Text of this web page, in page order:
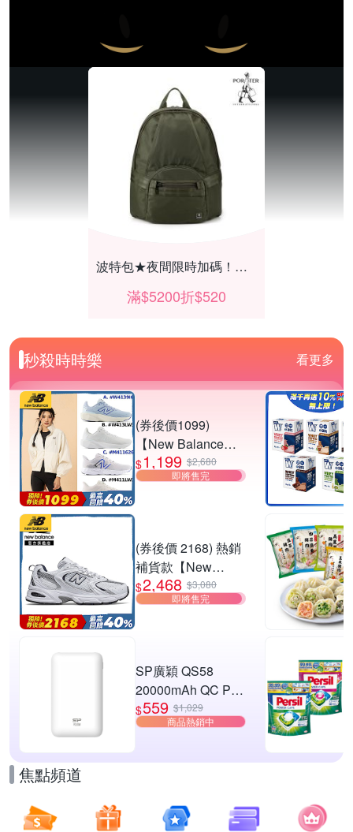
波特包★夜間限時加碼！滿$5200折$520
滿$5200折$520
滿1件享92折
秒殺時時樂 看更多
(券後價1099)
【New Balance】
慢跑鞋_女/中性_多
款任選
W3) (網路獨家款)
$1,199 $2,680
即將售完
(券後價 2168) 熱銷
補貨款【New
Balance】復古運動
鞋_中性_白銀
$2,468 $3,080
即將售完
SP廣穎 QS58
20000mAh QC PD
20W TypeC雙向快
充行動電源_具Wh
$559 $1,029
商品熱銷中
焦點頻道